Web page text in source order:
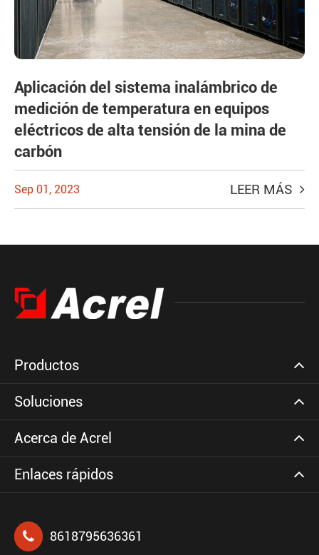
Aplicación del sistema inalámbrico de
medición de temperatura en equipos
eléctricos de alta tensión de la mina de
carbón
Sep 01, 2023 LEER MÁS
Productos
Soluciones
Acerca de Acrel
Enlaces rápidos
8618795636361